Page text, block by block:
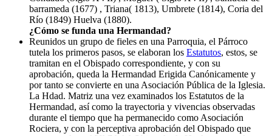
barrameda (1677) , Triana( 1813), Umbrete (1814), Coria del
Río (1849) Huelva (1880).
¿Cómo se funda una Hermandad?
Reunidos un grupo de fieles en una Parroquia, el Párroco
tutela los primeros pasos, se elaboran los Estatutos, estos, se
tramitan en el Obispado correspondiente, y con su
aprobación, queda la Hermandad Erigida Canónicamente y
por tanto se convierte en una Asociación Pública de la Iglesia.
La Hdad. Matriz una vez examinados los Estatutos de la
Hermandad, así como la trayectoria y vivencias observadas
durante el tiempo que ha permanecido como Asociación
Rociera, y con la perceptiva aprobación del Obispado que